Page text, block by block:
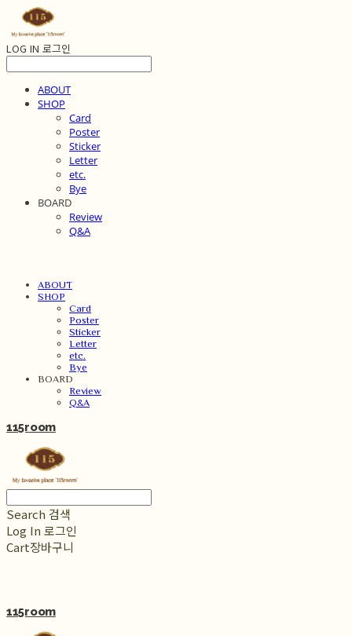
LOG IN 로그인
ABOUT
SHOP
Card
Poster
Sticker
Letter
etc.
Bye
BOARD
Review
Q&A
ABOUT
SHOP
Card
Poster
Sticker
Letter
etc.
Bye
BOARD
Review
Q&A
115room
Search 검색
Log In 로그인
Cart장바구니
115room